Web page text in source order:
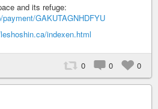
and its refuge:
GAKUTAGNHDFYU
indexen.html
0 0 0